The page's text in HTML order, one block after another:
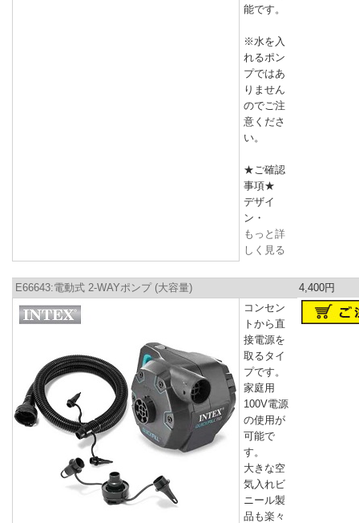
能です。
※水を入
れるポン
プではあ
りません
のでご注
意くださ
い。
★ご確認
事項★
デザイ
ン・
もっと詳
しく見る
E66643:電動式 2-WAYポンプ (大容量)
4,400円
コンセン
トから直
接電源を
取るタイ
プです。
家庭用
100V電源
の使用が
可能で
す。
大きな空
気入れビ
ニール製
品も楽々